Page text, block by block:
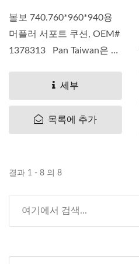
볼보 740.760*960*940용
머플러 서포트 쿠션, OEM#
1378313 Pan Taiwan은 고
세부
목록에 추가
결과 1 - 8 의 8